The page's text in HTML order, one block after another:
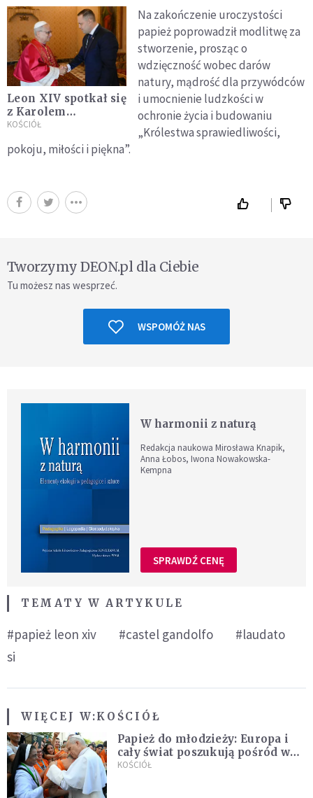
Leon XIV spotkał się
z Karolem
Nawrockim.
podarował obraz
KOŚCIÓŁ
Na zakończenie uroczystości
papież poprowadził modlitwę za
stworzenie, prosząc o
wdzięczność wobec darów
natury, mądrość dla przywódców
i umocnienie ludzkości w
ochronie życia i budowaniu
„Królestwa sprawiedliwości,
pokoju, miłości i piękna”.
Tworzymy DEON.pl dla Ciebie
Tu możesz nas wesprzeć.
WSPOMÓŻ NAS
W harmonii z naturą
Redakcja naukowa Mirosława Knapik,
Anna Łobos, Iwona Nowakowska-
Kempna
SPRAWDŹ CENĘ
TEMATY W ARTYKULE
#papież leon xiv #castel gandolfo
#laudato
si
WIĘCEJ W:KOŚCIÓŁ
Papież do młodzieży: Europa i
cały świat poszukują pośród was
nowych świętych
KOŚCIÓŁ